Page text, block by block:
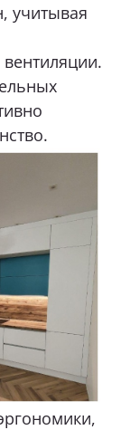
учитывая